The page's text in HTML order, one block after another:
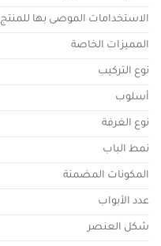
الاستخدامات الموصى بها للمنتج
المميزات الخاصة
نوع التركيب
أسلوب
نوع الغرفة
نمط الباب
المكونات المضمنة
عدد الأبواب
شكل العنصر